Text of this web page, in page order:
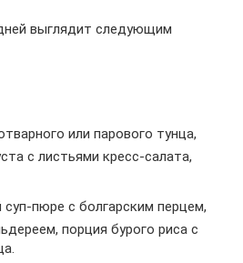
выглядит следующим
или парового тунца,
с листьями кресс-салата,
пюре с болгарским перцем,
порция бурого риса с